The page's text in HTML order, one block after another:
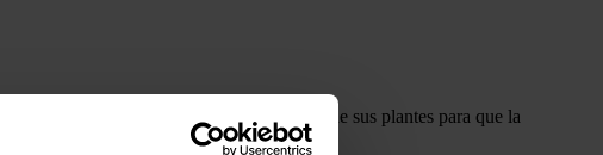
y que forma parte de sus plantes para que la